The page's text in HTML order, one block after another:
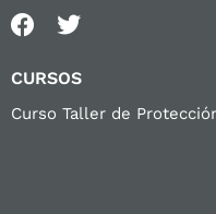
CURSOS
Curso Taller de